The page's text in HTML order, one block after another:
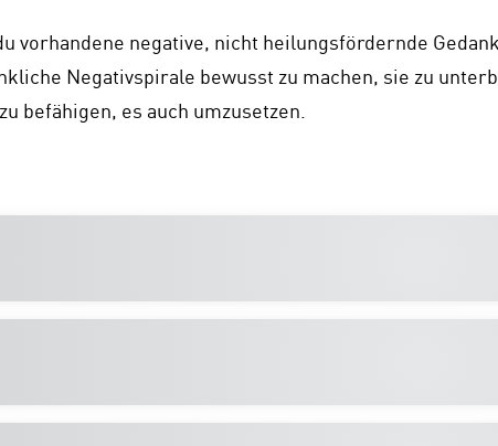
vorhandene negative, nicht heilungsfördernde
Negativspirale bewusst zu machen, sie zu
befähigen, es auch umzusetzen.